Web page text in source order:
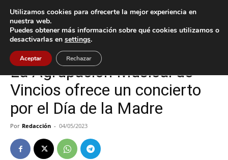
Inicio Cultura / Ocio
Cultura / Ocio Gondomar
La Agrupación Musical de
Vincios ofrece un concierto
por el Día de la Madre
Por Redacción - 04/05/2023
Utilizamos cookies para ofrecerte la mejor experiencia en
nuestra web.
Puedes obtener más información sobre qué cookies utilizamos o
desactivarlas en settings.
Aceptar Rechazar